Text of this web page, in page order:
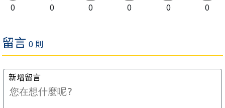
0 0 0 0 0 0